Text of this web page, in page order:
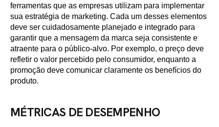
ferramentas que as empresas utilizam para implementar
sua estratégia de marketing. Cada um desses elementos
deve ser cuidadosamente planejado e integrado para
garantir que a mensagem da marca seja consistente e
atraente para o público-alvo. Por exemplo, o preço deve
refletir o valor percebido pelo consumidor, enquanto a
promoção deve comunicar claramente os benefícios do
produto.
MÉTRICAS DE DESEMPENHO